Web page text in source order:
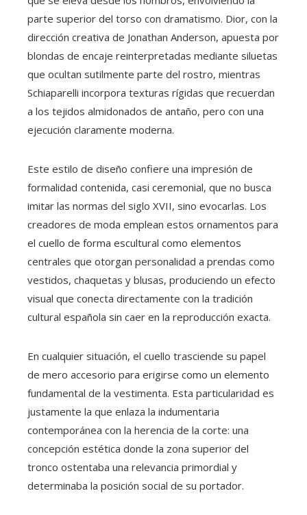
parte superior del torso con dramatismo. Dior, con la
dirección creativa de Jonathan Anderson, apuesta por
blondas de encaje reinterpretadas mediante siluetas
que ocultan sutilmente parte del rostro, mientras
Schiaparelli incorpora texturas rígidas que recuerdan
a los tejidos almidonados de antaño, pero con una
ejecución claramente moderna.
Este estilo de diseño confiere una impresión de
formalidad contenida, casi ceremonial, que no busca
imitar las normas del siglo XVII, sino evocarlas. Los
creadores de moda emplean estos ornamentos para
el cuello de forma escultural como elementos
centrales que otorgan personalidad a prendas como
vestidos, chaquetas y blusas, produciendo un efecto
visual que conecta directamente con la tradición
cultural española sin caer en la reproducción exacta.
En cualquier situación, el cuello trasciende su papel
de mero accesorio para erigirse como un elemento
fundamental de la vestimenta. Esta particularidad es
justamente la que enlaza la indumentaria
contemporánea con la herencia de la corte: una
concepción estética donde la zona superior del
tronco ostentaba una relevancia primordial y
determinaba la posición social de su portador.